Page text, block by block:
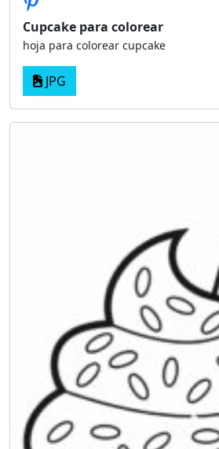
Cupcake para colorear
hoja para colorear cupcake
JPG